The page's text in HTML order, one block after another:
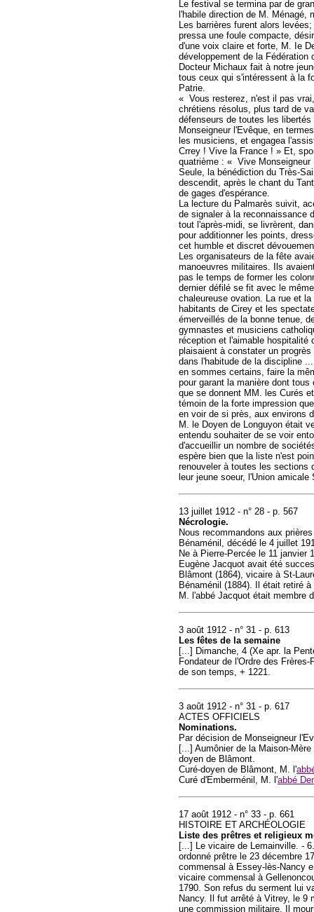
Le festival se termina par de
l'habile direction de M. Ménagé,
Les barrières furent alors
pressa une foule compacte,
d'une voix claire et forte, M. Ie
développement de la Fédération
Docteur Michaux fait à notre
tous ceux qui s'intéressent à la
Patrie.
« Vous resterez, n'est il pas
chrétiens résolus, plus tard de
défenseurs de toutes les libertés
Monseigneur l'Evêque, en
les musiciens, et engagea
Crrey ! Vive la France ! » Et,
quatrième : « Vive Monseigneur
Seule, la bénédiction du Très-
descendit, après le chant du
de gages d'espérance.
La lecture du Palmarès suivit,
de signaler à la reconnaissance
tout l'après-midi, se livrèrent,
pour additionner les points,
cet humble et discret
Les organisateurs de la fête
manoeuvres militaires. Ils
pas le temps de former les
dernier défilé se fit avec le
chaleureuse ovation. La rue et
habitants de Cirey et les
émerveillés de la bonne tenue,
gymnastes et musiciens
réception et l'aimable
plaisaient à constater un
dans l'habitude de la discipline
en sommes certains, faire la
pour garant la manière dont
que se donnent MM. les Curés
témoin de la forte impression
en voir de si près, aux environs
M. le Doyen de Longuyon était
entendu souhaiter de se voir
d'accueillir un nombre de
espère bien que la liste n'est
renouveler à toutes les sections
leur jeune soeur, l'Union
13 juillet 1912 - n° 28 - p. 567
Nécrologie.
Nous recommandons aux
Bénaménil, décédé le 4 juillet
Ne à Pierre-Percée le 11 janvier
Eugène Jacquot avait été
Blâmont (1864), vicaire à St-
Bénaménil (1884). Il était retiré
M. l'abbé Jacquot était membre
3 août 1912 - n° 31 - p. 613
Les fêtes de la semaine
[...] Dimanche, 4 (Xe apr. la
Fondateur de l'Ordre des
de son temps, + 1221.
3 août 1912 - n° 31 - p. 617
ACTES OFFICIELS
Nominations.
Par décision de Monseigneur
[...] Aumônier de la Maison-
doyen de Blâmont.
Curé-doyen de Blâmont, M. l'
Curé d'Emberménil, M. l'abbé
17 août 1912 - n° 33 - p. 661
HISTOIRE ET ARCHÉOLOGIE
Liste des prêtres et religieux
[...] Le vicaire de Lemainville. -
ordonné prêtre le 23 décembre
commensal à Essey-lès-Nancy
vicaire commensal à
1790. Son refus du serment lui
Nancy. Il fut arrêté à Vitrey, le 9
une commission militaire. Il